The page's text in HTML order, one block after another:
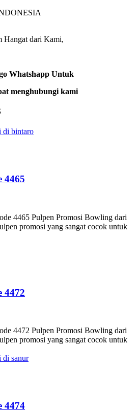
Hangat dari Kami,
Whatshapp Untuk
menghubungi kami
4465
4465 Pulpen Promosi Bowling dari
promosi yang sangat cocok untuk
4472
4472 Pulpen Promosi Bowling dari
promosi yang sangat cocok untuk
4474